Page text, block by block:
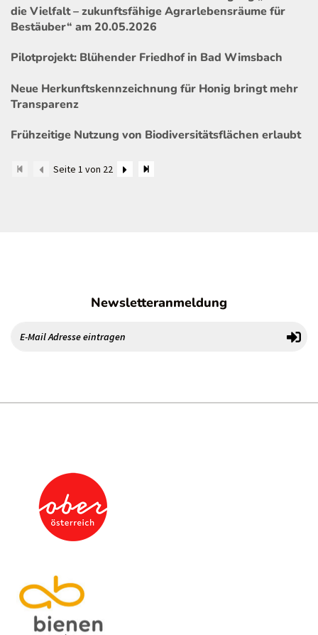
die Vielfalt – zukunftsfähige Agrarlebensräume für
Bestäuber“ am 20.05.2026
Pilotprojekt: Blühender Friedhof in Bad Wimsbach
Neue Herkunftskennzeichnung für Honig bringt mehr
Transparenz
Frühzeitige Nutzung von Biodiversitätsflächen erlaubt
Seite 1 von 22
Newsletteranmeldung